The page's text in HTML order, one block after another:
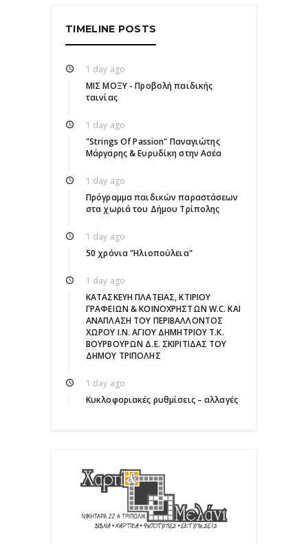
TIMELINE POSTS
1 day ago
ΜΙΣ ΜΟΞΥ - Προβολή παιδικής
ταινίας
1 day ago
"Strings Of Passion" Παναγιώτης
Μάργαρης & Ευρυδίκη στην Ασέα
1 day ago
Πρόγραμμα παιδικών παραστάσεων
στα χωριά του Δήμου Τρίπολης
1 day ago
50 χρόνια "Ηλιοπούλεια"
1 day ago
ΚΑΤΑΣΚΕΥΗ ΠΛΑΤΕΙΑΣ, ΚΤΙΡΙΟΥ
ΓΡΑΦΕΙΩΝ & ΚΟΙΝΟΧΡΗΣΤΩΝ W.C. ΚΑΙ
ΑΝΑΠΛΑΣΗ ΤΟΥ ΠΕΡΙΒΑΛΛΟΝΤΟΣ
ΧΩΡΟΥ Ι.Ν. ΑΓΙΟΥ ΔΗΜΗΤΡΙΟΥ Τ.Κ.
ΒΟΥΡΒΟΥΡΩΝ Δ.Ε. ΣΚΙΡΙΤΙΔΑΣ ΤΟΥ
ΔΗΜΟΥ ΤΡΙΠΟΛΗΣ
1 day ago
Κυκλοφοριακές ρυθμίσεις – αλλαγές